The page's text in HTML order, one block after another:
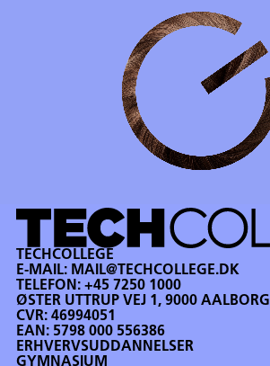
TECHCOLLEGE
E-MAIL: MAIL@TECHCOLLEGE.DK
TELEFON:+45 7250 1000
ØSTER UTTRUP VEJ 1, 9000 AALBORG
CVR: 46994051
EAN: 5798 000 556386
ERHVERVSUDDANNELSER
GYMNASIUM